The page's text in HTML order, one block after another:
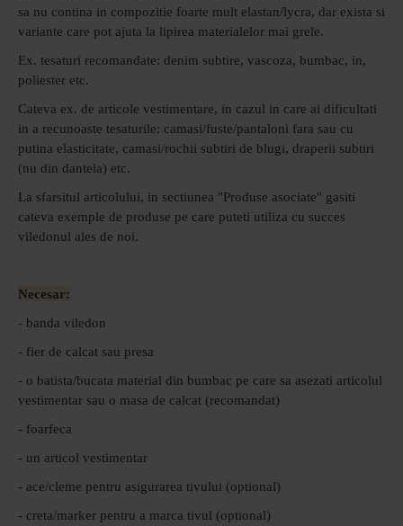
sa nu contina in compozitie foarte mult elastan/lycra, dar exista si
variante care pot ajuta la lipirea materialelor mai grele.
Ex. tesaturi recomandate: denim subtire, vascoza, bumbac, in,
poliester etc.
Cateva ex. de articole vestimentare, in cazul in care ai dificultati
in a recunoaste tesaturile: camasi/fuste/pantaloni fara sau cu
putina elasticitate, camasi/rochii subtiri de blugi, draperii subtiri
(nu din dantela) etc.
La sfarsitul articolului, in sectiunea "Produse asociate" gasiti
cateva exemple de produse pe care puteti utiliza cu succes
viledonul ales de noi.
Necesar:
- banda viledon
- fier de calcat sau presa
- o batista/bucata material din bumbac pe care sa asezati articolul
vestimentar sau o masa de calcat (recomandat)
- foarfeca
- un articol vestimentar
- ace/cleme pentru asigurarea tivului (optional)
- creta/marker pentru a marca tivul (optional)